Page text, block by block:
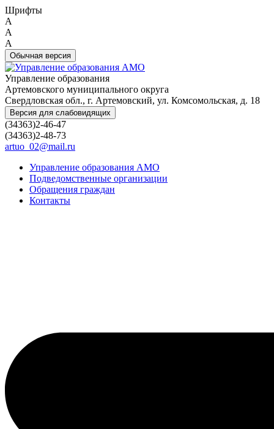
Шрифты
A
A
A
Обычная версия
Управление образования
Артемовского муниципального округа
Свердловская обл., г. Артемовский, ул. Комсомольская, д. 18
Версия для слабовидящих
(34363)2-46-47
(34363)2-48-73
artuo_02@mail.ru
Управление образования АМО
Подведомственные организации
Обращения граждан
Контакты